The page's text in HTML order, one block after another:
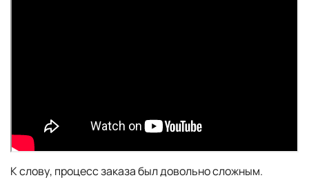
К слову, процесс заказа был довольно сложным.